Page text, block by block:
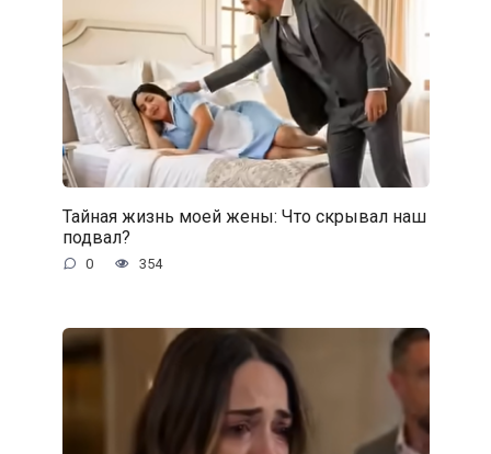
Тайная жизнь моей жены: Что скрывал наш
подвал?
0 354